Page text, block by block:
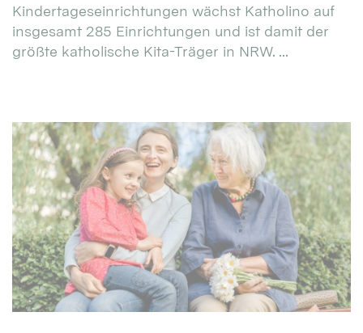
Kindertageseinrichtungen wächst Katholino auf
insgesamt 285 Einrichtungen und ist damit der
größte katholische Kita-Träger in NRW. ...